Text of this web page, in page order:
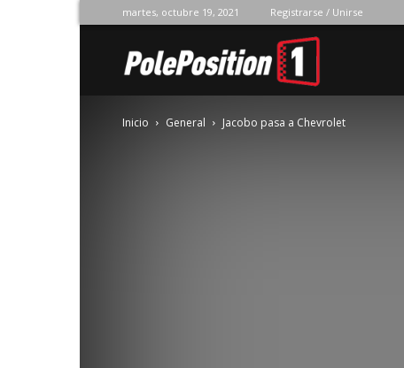
martes, octubre 19, 2021 Registrarse / Unirse
Position
Inicio General Jacobo pasa a Chevrolet